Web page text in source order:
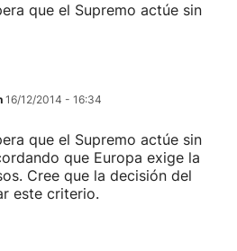
que el Supremo actúe sin
16/12/2014 - 16:34
que el Supremo actúe sin
que Europa exige la
Cree que la decisión del
este criterio.